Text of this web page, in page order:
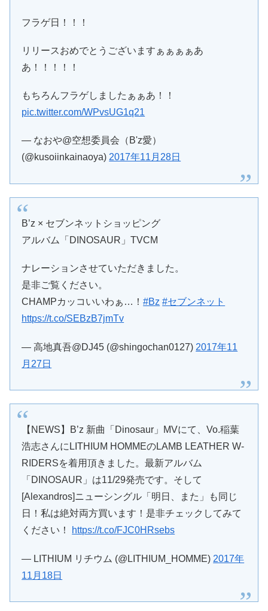
フラゲ日！！！
リリースおめでとうございますぁぁぁぁあ
あ！！！！！
もちろんフラゲしましたぁぁあ！！
pic.twitter.com/WPvsUG1q21
— なおや@空想委員会（B'z愛）
(@kusoiinkainaoya)2017年11月28日
B’z × セブンネットショッピング
アルバム「DINOSAUR」TVCM
ナレーションさせていただきました。
是非ご覧ください。
CHAMPカッコいいわぁ…！#Bz #セブンネット
https://t.co/SEBzB7jmTv
— 高地真吾@DJ45 (@shingochan0127) 2017年11
月27日
【NEWS】B’z 新曲「Dinosaur」MVにて、Vo.稲葉
浩志さんにLITHIUM HOMMEのLAMB LEATHER W-
RIDERSを着用頂きました。最新アルバム
「DINOSAUR」は11/29発売です。そして
[Alexandros]ニューシングル「明日、また」も同じ
日！私は絶対両方買います！是非チェックしてみて
ください！
https://t.co/FJC0HRsebs
— LITHIUM リチウム (@LITHIUM_HOMME) 2017年
11月18日